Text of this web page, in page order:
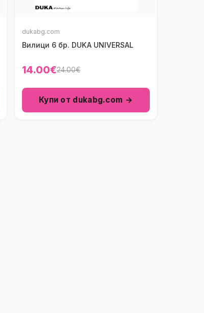
dukabg.com
Вилици 6 бр. DUKA UNIVERSAL
14.00€24.00€
Купи от dukabg.com →